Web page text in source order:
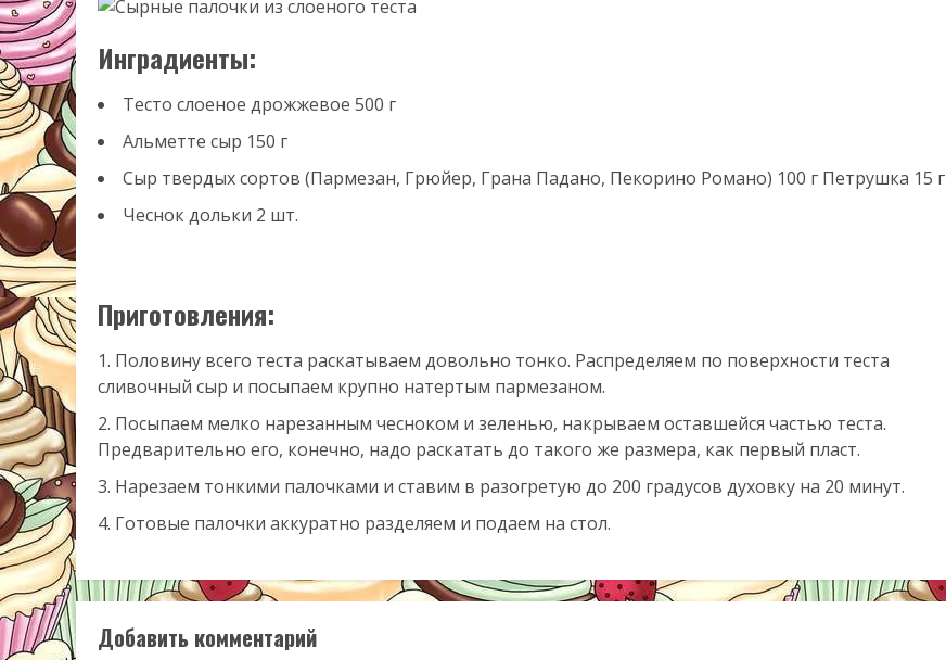
Инградиенты:
Тесто слоеное дрожжевое 500 г
Альметте сыр 150 г
Сыр твердых сортов (Пармезан, Грюйер, Грана Падано, Пекорино Романо) 100 г Петрушка 15 г
Чеснок дольки 2 шт.
Приготовления:
Половину всего теста раскатываем довольно тонко. Распределяем по поверхности теста
сливочный сыр и посыпаем крупно натертым пармезаном.
Посыпаем мелко нарезанным чесноком и зеленью, накрываем оставшейся частью теста.
Предварительно его, конечно, надо раскатать до такого же размера, как первый пласт.
Нарезаем тонкими палочками и ставим в разогретую до 200 градусов духовку на 20 минут.
Готовые палочки аккуратно разделяем и подаем на стол.
Добавить комментарий